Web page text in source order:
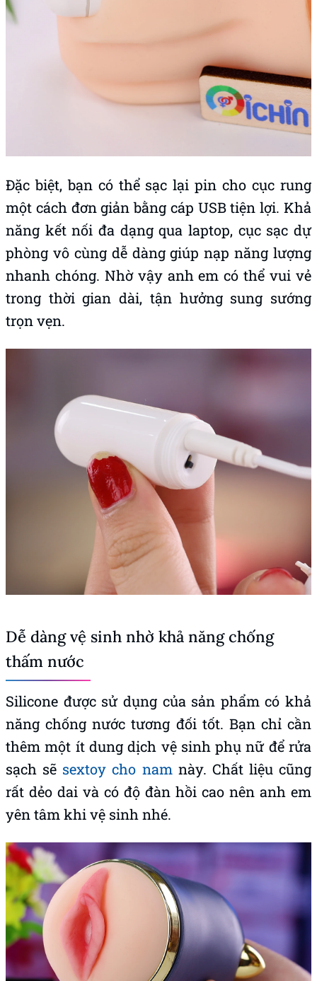
Đặc biệt, bạn có thể sạc lại pin cho cục rung
một cách đơn giản bằng cáp USB tiện lợi. Khả
năng kết nối đa dạng qua laptop, cục sạc dự
phòng vô cùng dễ dàng giúp nạp năng lượng
nhanh chóng. Nhờ vậy anh em có thể vui vẻ
trong thời gian dài, tận hưởng sung sướng
trọn vẹn.
Dễ dàng vệ sinh nhờ khả năng chống
thấm nước
Silicone được sử dụng của sản phẩm có khả
năng chống nước tương đối tốt. Bạn chỉ cần
thêm một ít dung dịch vệ sinh phụ nữ để rửa
sạch sẽ sextoy cho namnày. Chất liệu cũng
rất dẻo dai và có độ đàn hồi cao nên anh em
yên tâm khi vệ sinh nhé.